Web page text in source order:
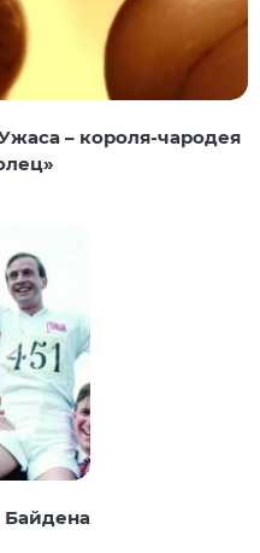
– короля-чародея